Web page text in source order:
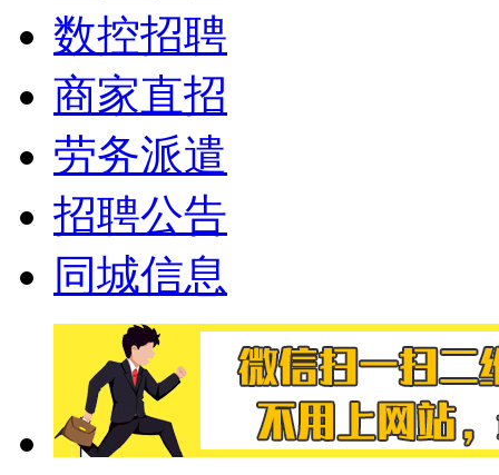
数控招聘
商家直招
劳务派遣
招聘公告
同城信息